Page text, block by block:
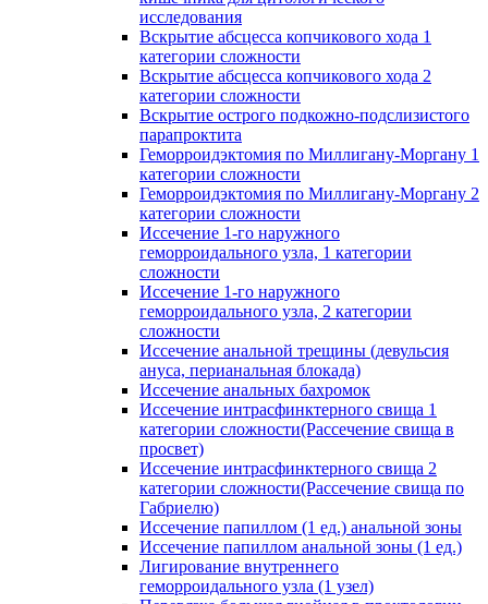
исследования
Вскрытие абсцесса копчикового хода 1
категории сложности
Вскрытие абсцесса копчикового хода 2
категории сложности
Вскрытие острого подкожно-подслизистого
парапроктита
Геморроидэктомия по Миллигану-Моргану 1
категории сложности
Геморроидэктомия по Миллигану-Моргану 2
категории сложности
Иссечение 1-го наружного
геморроидального узла, 1 категории
сложности
Иссечение 1-го наружного
геморроидального узла, 2 категории
сложности
Иссечение анальной трещины (девульсия
ануса, перианальная блокада)
Иссечение анальных бахромок
Иссечение интрасфинктерного свища 1
категории сложности(Рассечение свища в
просвет)
Иссечение интрасфинктерного свища 2
категории сложности(Рассечение свища по
Габриелю)
Иссечение папиллом (1 ед.) анальной зоны
Иссечение папиллом анальной зоны (1 ед.)
Лигирование внутреннего
геморроидального узла (1 узел)